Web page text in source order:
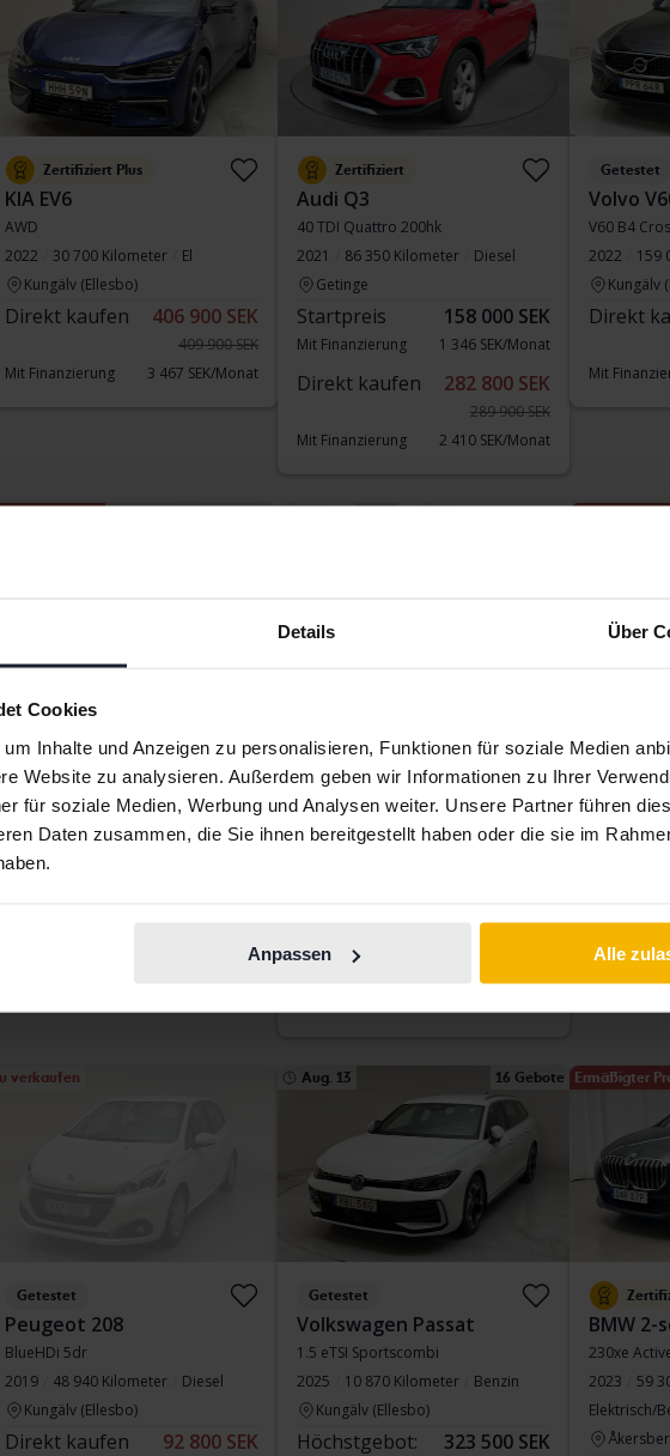
Details Über
Cookies
Inhalte und Anzeigen zu personalisieren, Funktionen für soziale Medien
Website zu analysieren. Außerdem geben wir Informationen zu Ihrer
für soziale Medien, Werbung und Analysen weiter. Unsere Partner führen
Daten zusammen, die Sie ihnen bereitgestellt haben oder die sie im
Anpassen Alle
Zertifiziert Plus
KIA EV6
AWD
2022
30 700 Kilometer
El
Kungälv (Ellesbo)
Direkt kaufen 406 900 SEK
409 900 SEK
Mit Finanzierung
3 467 SEK/Monat
Zertifiziert
Audi Q3
40 TDI Quattro 200hk
2021
86 350 Kilometer
Diesel
Getinge
Startpreis 158 000 SEK
Mit Finanzierung 1 346 SEK/Monat
Direkt kaufen 282 800 SEK
289 900 SEK
Mit Finanzierung
2 410 SEK/Monat
Getestet
Volvo
V60 B4
2022
159
Kungälv
Direkt
Mit
Volvo V40
T2
2017
93 680 Kilometer
Benzin
Kungälv (Ellesbo)
Audi Q3
40 TFSI Quattro 190hk
2020
88 320 Kilometer
Benzin
Getinge
Direkt kaufen
KIA EV6
AWD
2023
34
Kungälv
verkaufen
Getestet
Peugeot 208
BlueHDi 5dr
2019
48 940 Kilometer
Diesel
Kungälv (Ellesbo)
Direkt kaufen 92 800 SEK
Aug. 13 16 Gebote
Getestet
Volkswagen Passat
1.5 eTSI Sportscombi
2025
10 870 Kilometer
Benzin
Kungälv (Ellesbo)
Höchstgebot: 323 500 SEK
Ermäßigter
BMW 2-
230xe
2023
59
Elektrisch/